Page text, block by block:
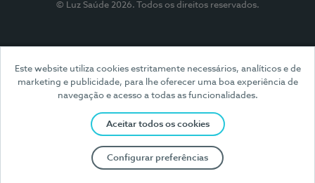
Este website utiliza cookies estritamente necessários, analíticos e de
marketing e publicidade, para lhe oferecer uma boa experiência de
navegação e acesso a todas as funcionalidades.
Aceitar todos os cookies
Configurar preferências
© Luz Saúde 2026. Todos os direitos reservados.